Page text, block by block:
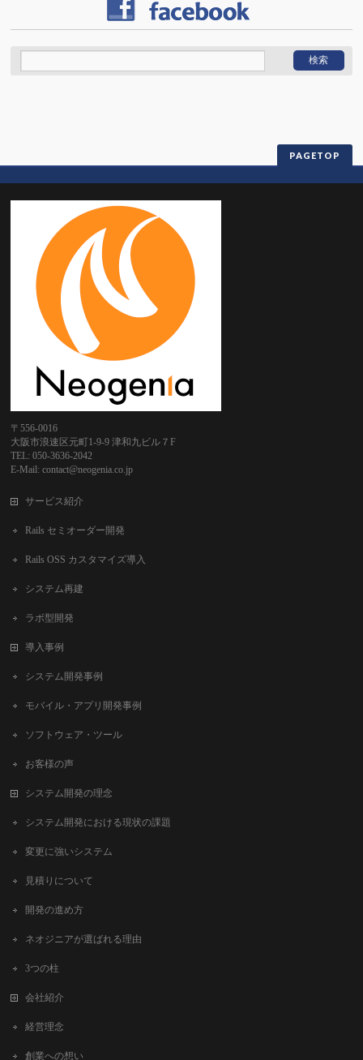
PAGETOP
〒556-0016
大阪市浪速区元町1-9-9 津和九ビル７F
TEL: 050-3636-2042
E-Mail: contact@neogenia.co.jp
サービス紹介
Rails セミオーダー開発
Rails OSS カスタマイズ導入
システム再建
ラボ型開発
導入事例
システム開発事例
モバイル・アプリ開発事例
ソフトウェア・ツール
お客様の声
システム開発の理念
システム開発における現状の課題
変更に強いシステム
見積りについて
開発の進め方
ネオジニアが選ばれる理由
3つの柱
会社紹介
経営理念
創業への想い